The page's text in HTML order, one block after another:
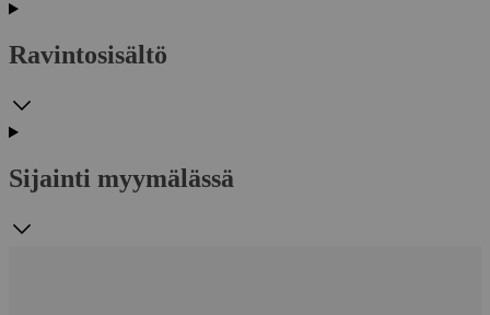
Ravintosisältö
Sijainti myymälässä